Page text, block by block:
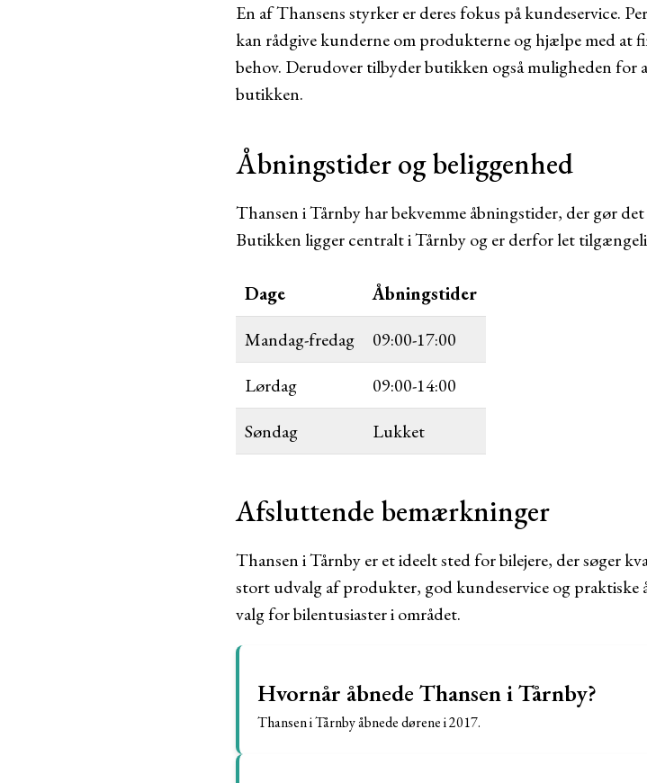
En af Thansens styrker er deres fokus på kundeservice.
kan rådgive kunderne om produkterne og hjælpe med at
behov. Derudover tilbyder butikken også muligheden for
butikken.
Åbningstider og beliggenhed
Thansen i Tårnby har bekvemme åbningstider, der gør
Butikken ligger centralt i Tårnby og er derfor let
Dage
Åbningstider
Mandag-fredag
09:00-17:00
Lørdag
09:00-14:00
Søndag
Lukket
Afsluttende bemærkninger
Thansen i Tårnby er et ideelt sted for bilejere, der søger
stort udvalg af produkter, god kundeservice og
valg for bilentusiaster i området.
Hvornår åbnede Thansen i Tårnby?
Thansen i Tårnby åbnede dørene i 2017.